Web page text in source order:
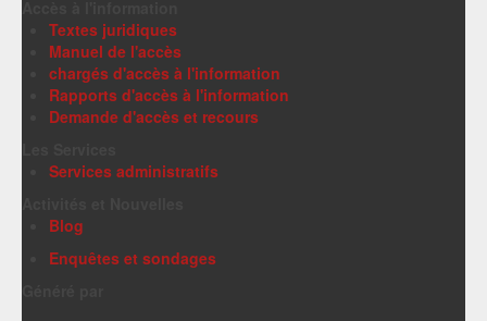
Textes juridiques
Manuel de l'accès
chargés d'accès à l'information
Rapports d'accès à l'information
Demande d'accès et recours
Services administratifs
Blog
Enquêtes et sondages